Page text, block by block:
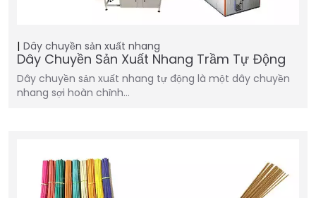
Dây chuyền sản xuất nhang
Dây Chuyền Sản Xuất Nhang Trầm Tự Động
Dây chuyền sản xuất nhang tự động là một dây chuyền
nhang sợi hoàn chỉnh…